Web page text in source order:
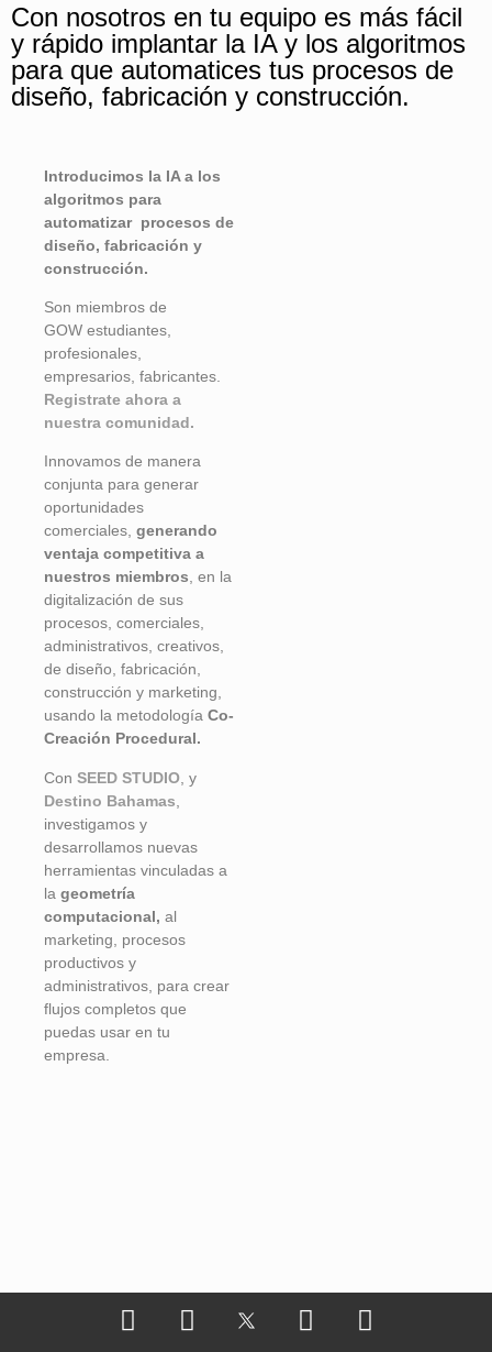
Con nosotros en tu equipo es más fácil
y rápido implantar la IA y los algoritmos
para que automatices tus procesos de
diseño, fabricación y construcción.
Introducimos la IA a los
algoritmos para
automatizar procesos de
diseño, fabricación y
construcción.
Son miembros de
GOW estudiantes,
profesionales,
empresarios, fabricantes.
Registrate ahora a
nuestra comunidad.
Innovamos de manera
conjunta para generar
oportunidades
comerciales, generando
ventaja competitiva a
nuestros miembros, en la
digitalización de sus
procesos, comerciales,
administrativos, creativos,
de diseño, fabricación,
construcción y marketing,
usando la metodología Co-
Creación Procedural.
Con SEED STUDIO , y
Destino Bahamas
investigamos y
desarrollamos nuevas
herramientas vinculadas a
la geometría
computacional, al
marketing, procesos
productivos y
administrativos, para crear
flujos completos que
puedas usar en tu
empresa.